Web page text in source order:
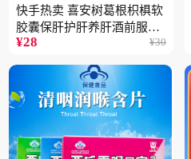
快手热卖 喜安树葛根枳椇软
胶囊保肝护肝养肝酒前服用
保健品批发2瓶
¥28 ¥30